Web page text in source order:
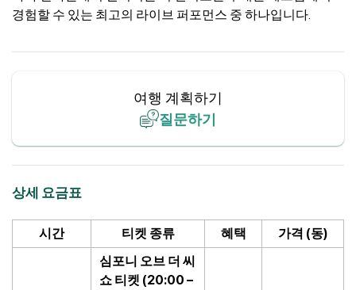
경험할 수 있는 최고의 라이브 퍼포먼스 중 하나입니다.
여행 계획하기
질문하기
상세 요금표
시간 티켓 종류 혜택 가격 (동)
심포니 오브 더 씨
쇼 티켓 (20:00 –